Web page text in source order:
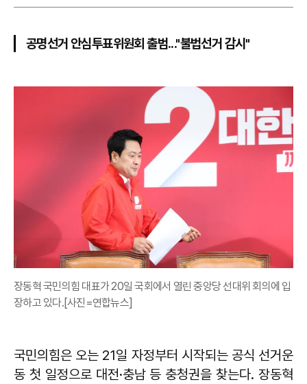
유
스
공명선거 안심투표위원회 출범..."불법선거 감시"
장동혁 국민의힘 대표가 20일 국회에서 열린 중앙당 선대위 회의에 입
장하고 있다.[사진=연합뉴스]
국민의힘은 오는 21일 자정부터 시작되는 공식 선거운
동 첫 일정으로 대전·충남 등 충청권을 찾는다. 장동혁